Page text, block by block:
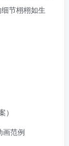
节栩栩如生
）
画范例